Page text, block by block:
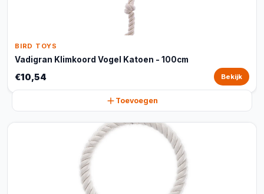
BIRD TOYS
Vadigran Klimkoord Vogel Katoen - 100cm
€10,54 Bekijk
Toevoegen